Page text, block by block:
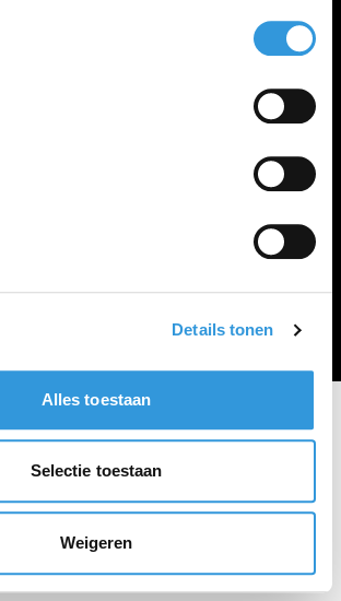
Details tonen
Alles toestaan
Selectie toestaan
Weigeren